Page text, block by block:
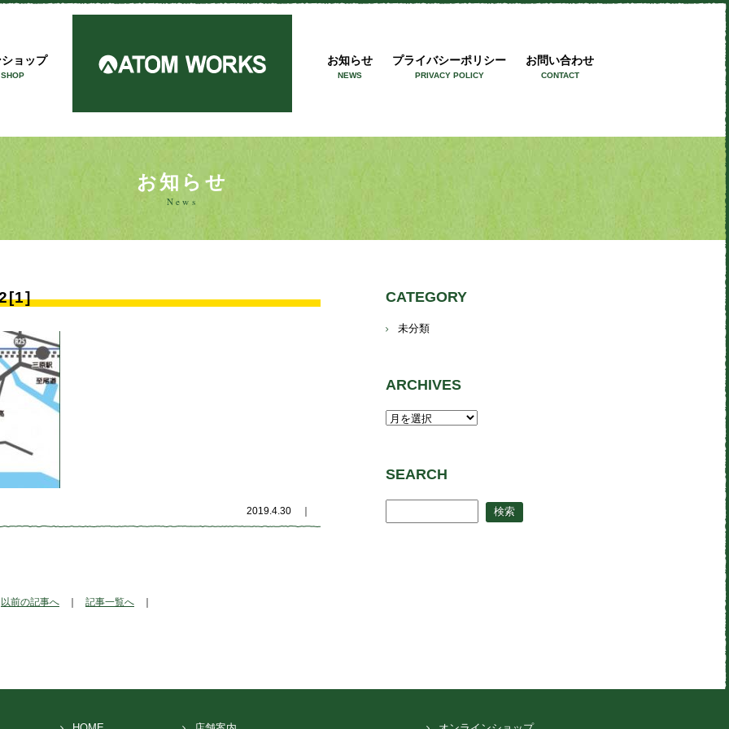
アトムワークス
ョップ お知らせ
NEWS
プライバシーポリシー
PRIVACY POLICY
お問い合わせ
CONTACT
お知らせ
News
CATEGORY
未分類
ARCHIVES
SEARCH
2019.4.30
以前の記事へ 記事一覧へ